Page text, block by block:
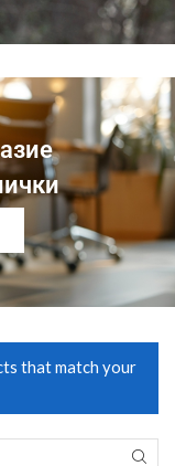
that match your